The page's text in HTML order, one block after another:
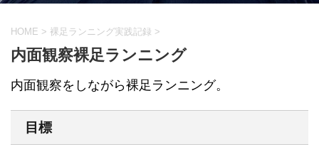
HOME > 裸足ランニング実践記録 >
内面観察裸足ランニング
内面観察をしながら裸足ランニング。
目標